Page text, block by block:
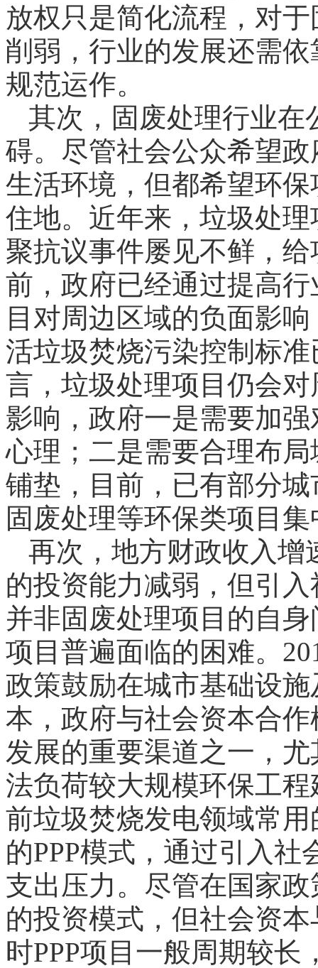
放权只是简化流程，对
削弱，行业的发展还需
规范运作。
其次，固废处理行业在
碍。尽管社会公众希望
生活环境，但都希望环
住地。近年来，垃圾处
聚抗议事件屡见不鲜，
前，政府已经通过提高
目对周边区域的负面影
活垃圾焚烧污染控制标
言，垃圾处理项目仍会
影响，政府一是需要加
心理；二是需要合理布
铺垫，目前，已有部分
固废处理等环保类项目
再次，地方财政收入增
的投资能力减弱，但引
并非固废处理项目的自
项目普遍面临的困难。
政策鼓励在城市基础设
本，政府与社会资本合
发展的重要渠道之一，
法负荷较大规模环保工
前垃圾焚烧发电领域常
的PPP模式，通过引入
支出压力。尽管在国家
的投资模式，但社会资
时PPP项目一般周期较